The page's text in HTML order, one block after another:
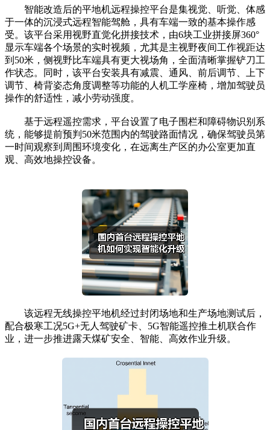
智能改造后的平地机远程操控平台是集视觉、听觉、体感
于一体的沉浸式远程智能驾舱，具有车端一致的基本操作感
受。该平台采用视野直觉化拼接技术，由6块工业拼接屏360°
显示车端各个场景的实时视频，尤其是主视野夜间工作视距达
到50米，侧视野比车端具有更大视场角，全面清晰掌握铲刀工
作状态。同时，该平台安装具有减震、通风、前后调节、上下
调节、椅背姿态角度调整等功能的人机工学座椅，增加驾驶员
操作的舒适性，减小劳动强度。
基于远程遥控需求，平台设置了电子围栏和障碍物识别系
统，能够提前预判50米范围内的驾驶路面情况，确保驾驶员第
一时间观察到周围环境变化，在远离生产区的办公室更加直
观、高效地操控设备。
该远程无线操控平地机经过封闭场地和生产场地测试后，
配合极寒工况5G+无人驾驶矿卡、5G智能遥控推土机联合作
业，进一步推进露天煤矿安全、智能、高效作业升级。